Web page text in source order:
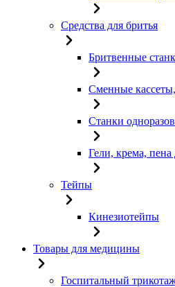
Средства для бритья
Бритвенные
Сменные
Станки
Гели, крема, пена
Тейпы
Кинезиотейпы
Товары для медицины
Госпитальный